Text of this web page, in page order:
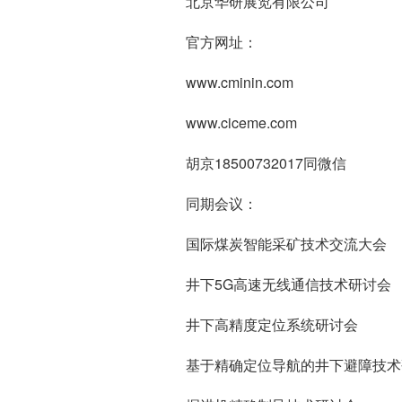
官方网址：
www.cminin.com
www.ciceme.com
胡京18500732017同微信
同期会议：
国际煤炭智能采矿技术交流大会
井下5G高速无线通信技术研讨会
井下高精度定位系统研讨会
基于精确定位导航的井下避障技